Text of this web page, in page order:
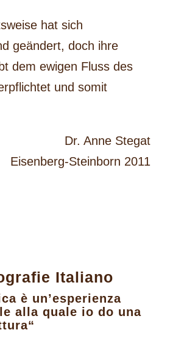
hat sich
geändert, doch ihre
dem ewigen Fluss des
und somit
Dr. Anne Stegat
Eisenberg-Steinborn 2011
Italiano
è un’esperienza
alla quale io do una